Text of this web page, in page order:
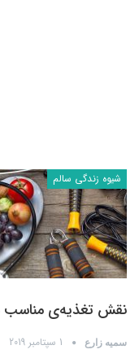
شیوه زندگی سالم
نقش تغذیه‌ی مناسب
سمیه زارع 1 سپتامبر 2019